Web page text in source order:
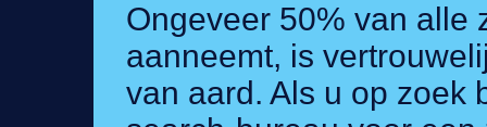
Ongeveer 50% van alle
aanneemt, is
van aard. Als u op zoek